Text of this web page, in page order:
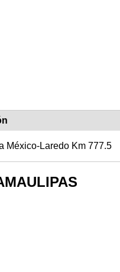
México-Laredo Km 777.5